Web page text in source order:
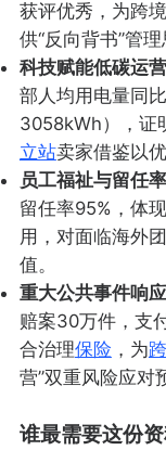
获评优秀，为跨
供“反向背书”管理
科技赋能低碳运营
部人均用电量同
3058kWh），证
立站卖家借鉴以
员工福祉与留任
留任率95%，体
用，对面临海外
值。
重大公共事件响
赔案30万件，支
合治理保险 ，为
营”双重风险应对
谁最需要这份资